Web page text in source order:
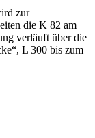
zur
die K 82 am
verläuft über die
L 300 bis zum